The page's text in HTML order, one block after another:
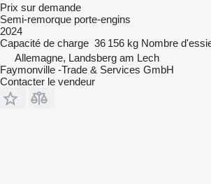
Prix sur demande
Semi-remorque porte-engins
2024
Capacité de charge 36 156 kg Nombre
Allemagne, Landsberg am Lech
Faymonville -Trade & Services GmbH
Contacter le vendeur